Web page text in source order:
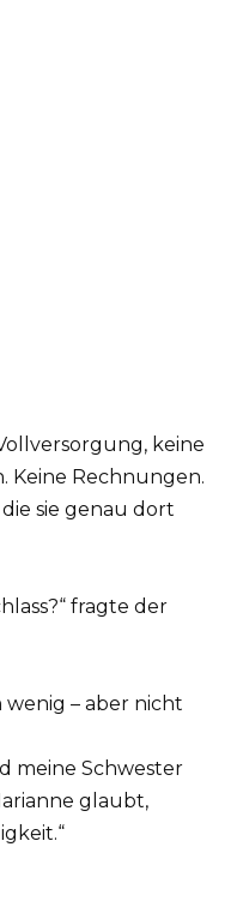
keine
Keine Rechnungen.
sie genau dort
fragte der
wenig – aber nicht
meine Schwester
glaubt,